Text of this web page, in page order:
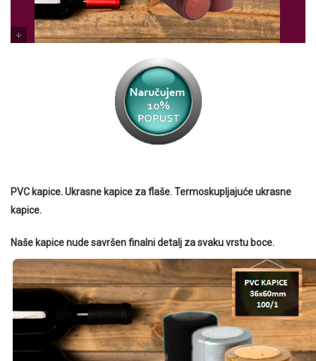
PVC kapice. Ukrasne kapice za flaše. Termoskupljajuće ukrasne
kapice.
Naše kapice nude savršen finalni detalj za svaku vrstu boce.